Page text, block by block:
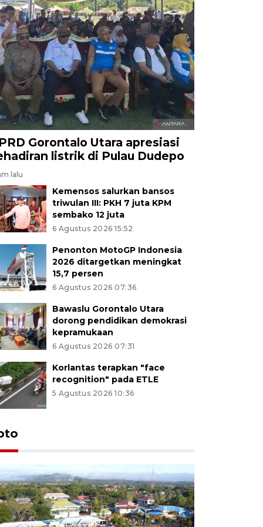
Gorontalo Utara apresiasi
listrik di Pulau Dudepo
lalu
Kemensos salurkan bansos
triwulan III: PKH 7 juta KPM
sembako 12 juta
6 Agustus 2026 15:52
Penonton MotoGP Indonesia
2026 ditargetkan meningkat
15,7 persen
6 Agustus 2026 07:36
Bawaslu Gorontalo Utara
dorong pendidikan demokrasi
kepramukaan
6 Agustus 2026 07:31
Korlantas terapkan "face
recognition" pada ETLE
5 Agustus 2026 10:36